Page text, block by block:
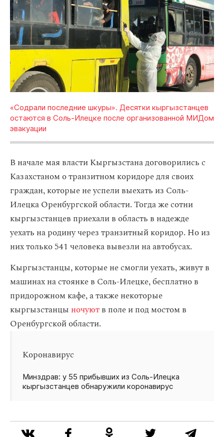
«Содрали последние шкуры». Десятки кыргызстанцев
остаются в Соль‑Илецке после организованной МИДом
эвакуации
В начале мая власти Кыргызстана договорились с
Казахстаном о транзитном коридоре для своих
граждан, которые не успели выехать из Соль-
Илецка Оренбургской области. Тогда же сотни
кыргызстанцев приехали в область в надежде
уехать на родину через транзитный коридор. Но из
них только 541 человека вывезли на автобусах.
Кыргызстанцы, которые не смогли уехать, живут в
машинах на стоянке в Соль-Илецке, бесплатно в
придорожном кафе, а также некоторые
кыргызстанцы ночуютв поле и под мостом в
Оренбургской области.
Коронавирус
Минздрав: у 55 прибывших из Соль‑Илецка
кыргызстанцев обнаружили коронавирус